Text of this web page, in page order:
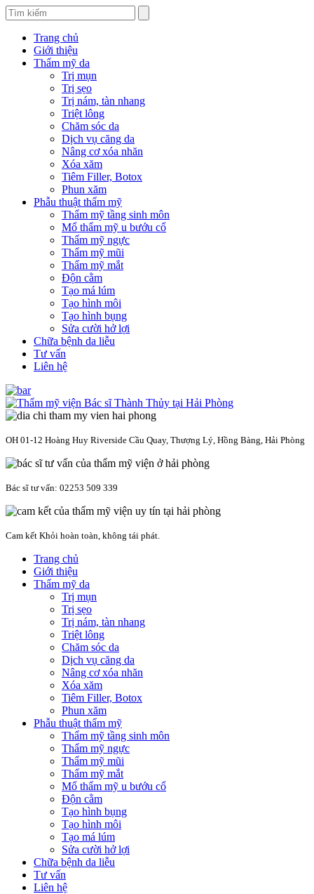
Trang chủ
Giới thiệu
Thẩm mỹ da
Trị mụn
Trị sẹo
Trị nám, tàn nhang
Triệt lông
Chăm sóc da
Dịch vụ căng da
Nâng cơ xóa nhăn
Xóa xăm
Tiêm Filler, Botox
Phun xăm
Phẫu thuật thẩm mỹ
Thẩm mỹ tầng sinh môn
Mổ thẩm mỹ u bướu cổ
Thẩm mỹ ngực
Thẩm mỹ mũi
Thẩm mỹ mắt
Độn cằm
Tạo má lúm
Tạo hình môi
Tạo hình bụng
Sửa cười hở lợi
Chữa bệnh da liễu
Tư vấn
Liên hệ
OH 01-12 Hoàng Huy Riverside Cầu Quay, Thượng Lý, Hồng Bàng, Hải Phòng
Bác sĩ tư vấn: 02253 509 339
Cam kết Khỏi hoàn toàn, không tái phát.
Trang chủ
Giới thiệu
Thẩm mỹ da
Trị mụn
Trị sẹo
Trị nám, tàn nhang
Triệt lông
Chăm sóc da
Dịch vụ căng da
Nâng cơ xóa nhăn
Xóa xăm
Tiêm Filler, Botox
Phun xăm
Phẫu thuật thẩm mỹ
Thẩm mỹ tầng sinh môn
Thẩm mỹ ngực
Thẩm mỹ mũi
Thẩm mỹ mắt
Mổ thẩm mỹ u bướu cổ
Độn cằm
Tạo hình bụng
Tạo hình môi
Tạo má lúm
Sửa cười hở lợi
Chữa bệnh da liễu
Tư vấn
Liên hệ